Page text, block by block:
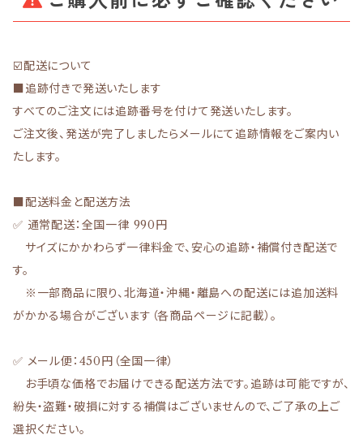
☑️配送について
■追跡付きで発送いたします
すべてのご注文には追跡番号を付けて発送いたします。
ご注文後、発送が完了しましたらメールにて追跡情報をご案内い
たします。
■配送料金と配送方法
✅ 通常配送：全国一律 990円
サイズにかかわらず一律料金で、安心の追跡・補償付き配送で
す。
※一部商品に限り、北海道・沖縄・離島への配送には追加送料
がかかる場合がございます（各商品ページに記載）。
✅ メール便：450円（全国一律）
お手頃な価格でお届けできる配送方法です。追跡は可能ですが、
紛失・盗難・破損に対する補償はございませんので、ご了承の上ご
選択ください。